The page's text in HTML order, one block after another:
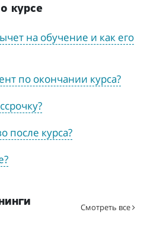
курсе
на обучение и как его
по окончании курса?
после курса?
Смотреть все